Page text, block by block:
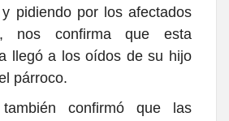
pidiendo por los afectados
nos confirma que esta
llegó a los oídos de su hijo
párroco.
confirmó que las